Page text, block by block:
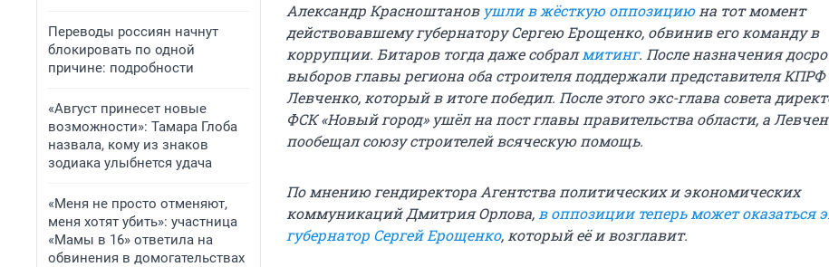
Переводы россиян начнут
блокировать по одной
причине: подробности
«Август принесет новые
возможности»: Тамара Глоба
назвала, кому из знаков
зодиака улыбнется удача
«Меня не просто отменяют,
меня хотят убить»: участница
«Мамы в 16» ответила на
обвинения в домогательствах
Александр Красноштанов ушли в жёсткую оппозицию на тот момент
действовавшему губернатору Сергею Ерощенко, обвинив его команду в
коррупции. Битаров тогда даже собралмитинг. После назначения
выборов главы региона оба строителя поддержали представителя КПРФ
Левченко, который в итоге победил. После этого экс-глава совета
ФСК «Новый город» ушёл на пост главы правительства области, а
пообещал союзу строителей всяческую помощь.
По мнению гендиректора Агентства политических и экономических
коммуникаций Дмитрия Орлова, в оппозиции теперь может оказаться
губернатор Сергей Ерощенко, который её и возглавит.